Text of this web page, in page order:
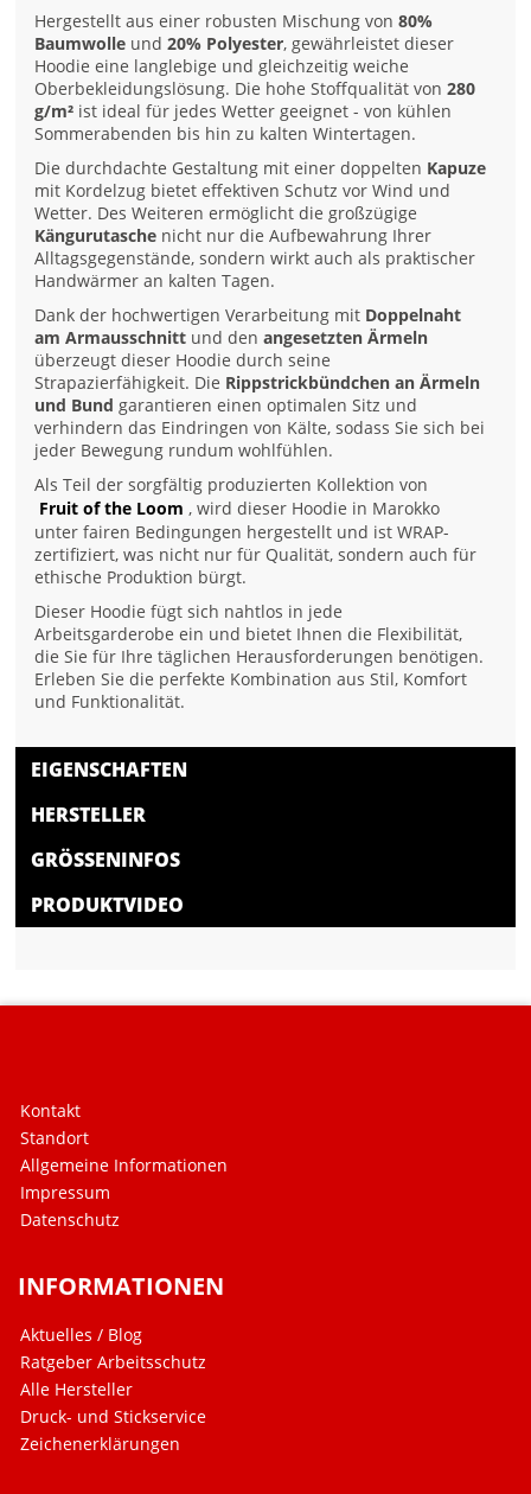
Hergestellt aus einer robusten Mischung von80%
Baumwolle und20% Polyester, gewährleistet dieser
Hoodie eine langlebige und gleichzeitig weiche
Oberbekleidungslösung. Die hohe Stoffqualität von280
g/m² ist ideal für jedes Wetter geeignet - von kühlen
Sommerabenden bis hin zu kalten Wintertagen.
Die durchdachte Gestaltung mit einer doppelten Kapuze
mit Kordelzug bietet effektiven Schutz vor Wind und
Wetter. Des Weiteren ermöglicht die großzügige
Kängurutasche nicht nur die Aufbewahrung Ihrer
Alltagsgegenstände, sondern wirkt auch als praktischer
Handwärmer an kalten Tagen.
Dank der hochwertigen Verarbeitung mit Doppelnaht
am Armausschnitt und denangesetzten Ärmeln
überzeugt dieser Hoodie durch seine
Strapazierfähigkeit. Die Rippstrickbündchen an Ärmeln
und Bund garantieren einen optimalen Sitz und
verhindern das Eindringen von Kälte, sodass Sie sich bei
jeder Bewegung rundum wohlfühlen.
Als Teil der sorgfältig produzierten Kollektion von
Fruit of the Loom , wird dieser Hoodie in Marokko
unter fairen Bedingungen hergestellt und ist WRAP-
zertifiziert, was nicht nur für Qualität, sondern auch für
ethische Produktion bürgt.
Dieser Hoodie fügt sich nahtlos in jede
Arbeitsgarderobe ein und bietet Ihnen die Flexibilität,
die Sie für Ihre täglichen Herausforderungen benötigen.
Erleben Sie die perfekte Kombination aus Stil, Komfort
und Funktionalität.
EIGENSCHAFTEN
HERSTELLER
GRÖSSENINFOS
PRODUKTVIDEO
Kontakt
Standort
Allgemeine Informationen
Impressum
Datenschutz
INFORMATIONEN
Aktuelles / Blog
Ratgeber Arbeitsschutz
Alle Hersteller
Druck- und Stickservice
Zeichenerklärungen